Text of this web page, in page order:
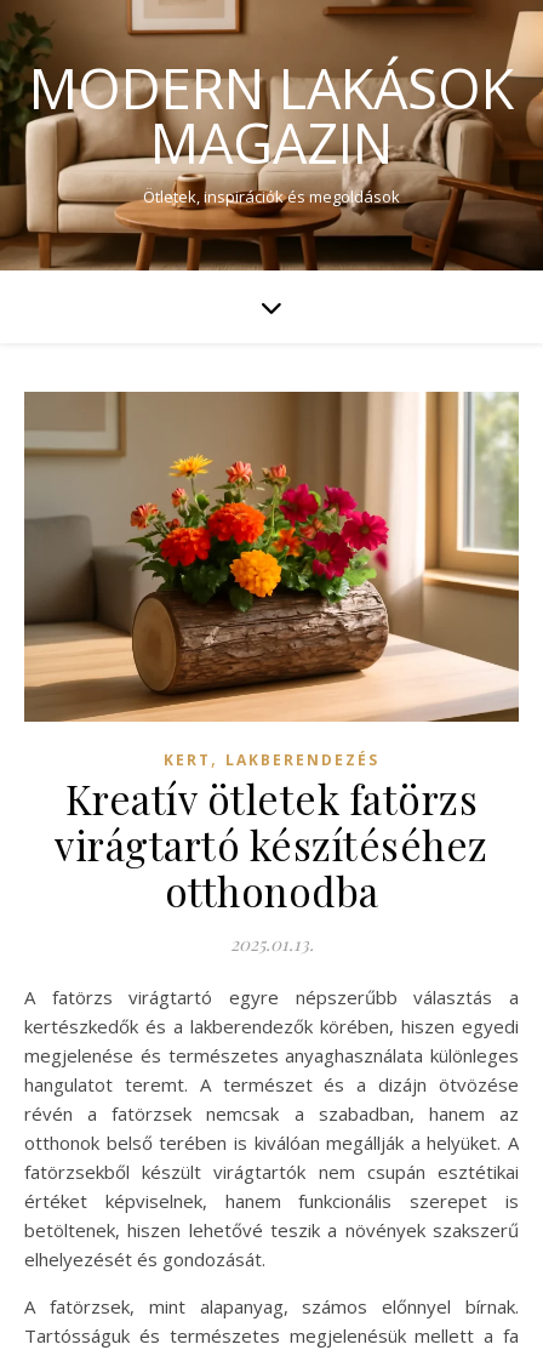
MODERN LAKÁSOK
MAGAZIN
Ötletek, inspirációk és megoldások
KERT , LAKBERENDEZÉS
Kreatív ötletek fatörzs
virágtartó készítéséhez
otthonodba
2025.01.13.
A fatörzs virágtartó egyre népszerűbb választás a
kertészkedők és a lakberendezők körében, hiszen egyedi
megjelenése és természetes anyaghasználata különleges
hangulatot teremt. A természet és a dizájn ötvözése
révén a fatörzsek nemcsak a szabadban, hanem az
otthonok belső terében is kiválóan megállják a helyüket. A
fatörzsekből készült virágtartók nem csupán esztétikai
értéket képviselnek, hanem funkcionális szerepet is
betöltenek, hiszen lehetővé teszik a növények szakszerű
elhelyezését és gondozását.
A fatörzsek, mint alapanyag, számos előnnyel bírnak.
Tartósságuk és természetes megjelenésük mellett a fa